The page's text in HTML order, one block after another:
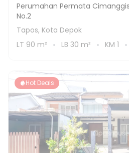
Perumahan Permata
No.2
Tapos, Kota Depok
LT 90 m² LB 30 m² KM 1
Hot Deals